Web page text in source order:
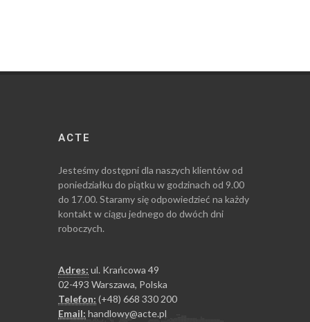
ACTE
Jesteśmy dostępni dla naszych klientów od
poniedziałku do piątku w godzinach od 9.00
do 17.00. Staramy się odpowiedzieć na każdy
kontakt w ciągu jednego do dwóch dni
roboczych.
Adres: ul. Krańcowa 49
02-493 Warszawa, Polska
Telefon: (+48) 668 330 200
Email: handlowy@acte.pl